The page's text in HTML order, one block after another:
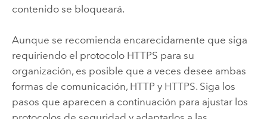
contenido se bloqueará.
Aunque se recomienda encarecidamente que siga
requiriendo el protocolo HTTPS para su
organización, es posible que a veces desee ambas
formas de comunicación, HTTP y HTTPS. Siga los
pasos que aparecen a continuación para ajustar los